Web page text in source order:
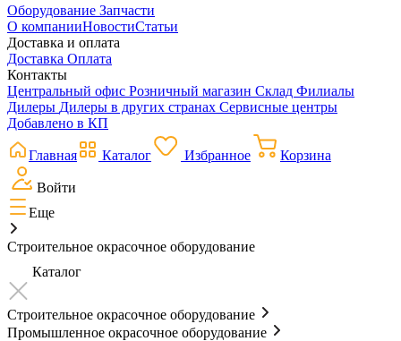
Оборудование Запчасти
О компанииНовостиСтатьи
Доставка и оплата
Доставка Оплата
Контакты
Центральный офис Розничный магазин Склад Филиалы
Дилеры Дилеры в других странах Сервисные центры
Добавлено в КП
Главная Каталог Избранное Корзина
Войти
Еще
Строительное окрасочное оборудование
Каталог
Строительное окрасочное оборудование
Промышленное окрасочное оборудование